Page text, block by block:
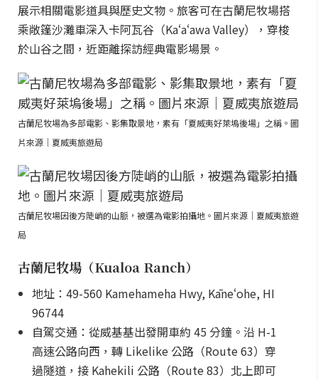
展示相關電影道具與歷史文物。旅客可在古蘭尼牧場搭
乘敞篷沙灘車深入卡阿瓦谷（Kaʻaʻawa Valley），穿梭
於山谷之間，近距離探訪經典電影場景。
古蘭尼牧場為多部電影、影集取景地，素有「夏威夷好萊塢後場」之稱。圖
片來源｜夏威夷旅遊局
古蘭尼牧場因後方陡峭的山脈，被選為電影拍攝地。圖片來源｜夏威夷旅遊
局
古蘭尼牧場（Kualoa Ranch）
地址：49-560 Kamehameha Hwy, Kāneʻohe, HI
96744
自駕交通：從威基基出發開車約 45 分鐘。沿 H-1
高速公路向西，轉 Likelike 公路（Route 63）穿
過隧道，接 Kahekili 公路（Route 83）北上即可